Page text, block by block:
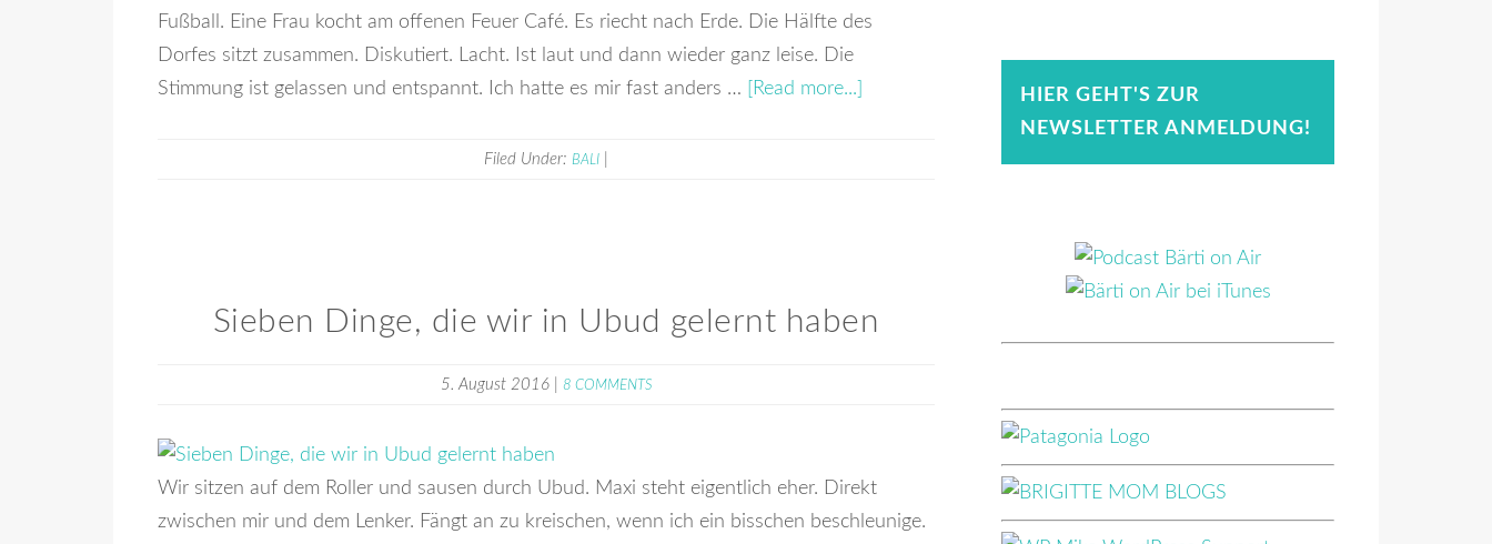
Fußball. Eine Frau kocht am offenen Feuer Café. Es riecht nach Erde. Die Hälfte des
Dorfes sitzt zusammen. Diskutiert. Lacht. Ist laut und dann wieder ganz leise. Die
Stimmung ist gelassen und entspannt. Ich hatte es mir fast anders …
[Read more...]
Filed Under: BALI
Sieben Dinge, die wir in Ubud gelernt haben
5. August 2016 8 COMMENTS
Wir sitzen auf dem Roller und sausen durch Ubud. Maxi steht eigentlich eher. Direkt
zwischen mir und dem Lenker. Fängt an zu kreischen, wenn ich ein bisschen beschleunige.
HIER GEHT'S ZUR
NEWSLETTER ANMELDUNG!